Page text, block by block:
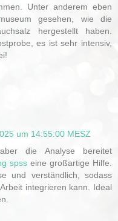
Unter anderem eben
gesehen, wie die
hergestellt haben.
es ist sehr intensiv,
um 14:55:00 MESZ
die Analyse bereitet
spss eine großartige Hilfe.
und verständlich, sodass
integrieren kann. Ideal